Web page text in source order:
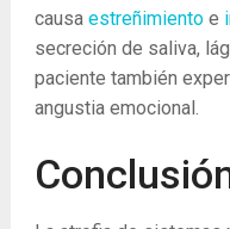
causa estreñimientoe
secreción de saliva,
paciente también
angustia emocional.